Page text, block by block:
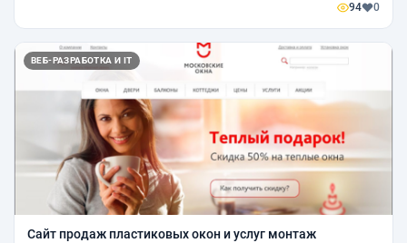
94 0
ВЕБ-РАЗРАБОТКА И IT
Сайт продаж пластиковых окон и услуг монтаж